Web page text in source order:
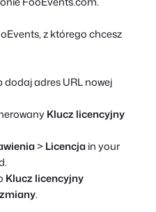
z którego chcesz
adres URL nowej
Klucz licencyjny
> Licencjain your
Klucz licencyjny
.